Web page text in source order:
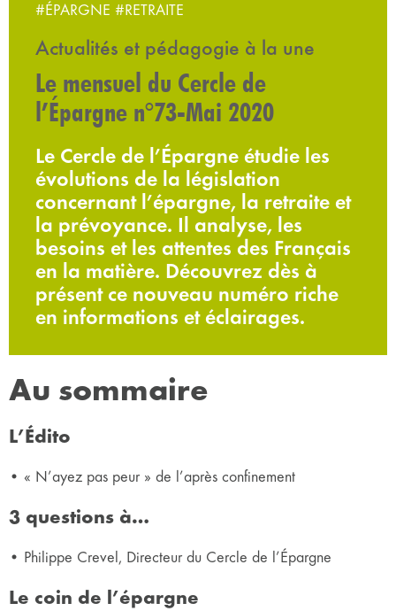
#ÉPARGNE #RETRAITE
Actualités et pédagogie à la une
Le mensuel du Cercle de
l’Épargne n°73-Mai 2020
Le Cercle de l’Épargne étudie les
évolutions de la législation
concernant l’épargne, la retraite et
la prévoyance. Il analyse, les
besoins et les attentes des Français
en la matière. Découvrez dès à
présent ce nouveau numéro riche
en informations et éclairages.
Au sommaire
L’Édito
• « N’ayez pas peur » de l’après confinement
3 questions à…
• Philippe Crevel, Directeur du Cercle de l’Épargne
Le coin de l’épargne